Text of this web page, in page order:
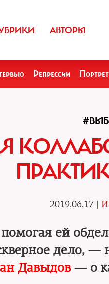
АВТОРЫ
Репрессии Портрет
2019.06.17 |
ей
дело,
Давыдов— о